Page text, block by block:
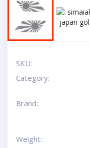
SKU:
Category:
Brand:
Weight: